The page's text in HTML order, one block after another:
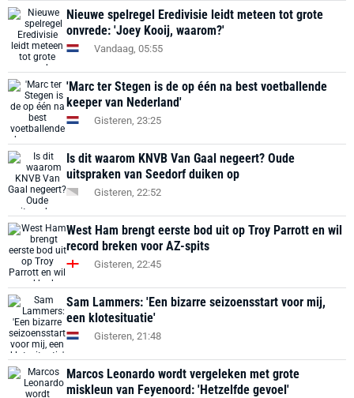
Nieuwe spelregel Eredivisie leidt meteen tot grote
onvrede: 'Joey Kooij, waarom?'
Vandaag, 05:55
'Marc ter Stegen is de op één na best voetballende
keeper van Nederland'
Gisteren, 23:25
Is dit waarom KNVB Van Gaal negeert? Oude
uitspraken van Seedorf duiken op
Gisteren, 22:52
West Ham brengt eerste bod uit op Troy Parrott en wil
record breken voor AZ-spits
Gisteren, 22:45
Sam Lammers: 'Een bizarre seizoensstart voor mij,
een klotesituatie'
Gisteren, 21:48
Marcos Leonardo wordt vergeleken met grote
miskleun van Feyenoord: 'Hetzelfde gevoel'